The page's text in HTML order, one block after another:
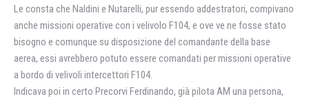
Le consta che Naldini e Nutarelli, pur essendo addestratori, compivano
anche missioni operative con i velivolo F104, e ove ve ne fosse stato
bisogno e comunque su disposizione del comandante della base
aerea, essi avrebbero potuto essere comandati per missioni operative
a bordo di velivoli intercettori F104.
Indicava poi in certo Precorvi Ferdinando, già pilota AM una persona,